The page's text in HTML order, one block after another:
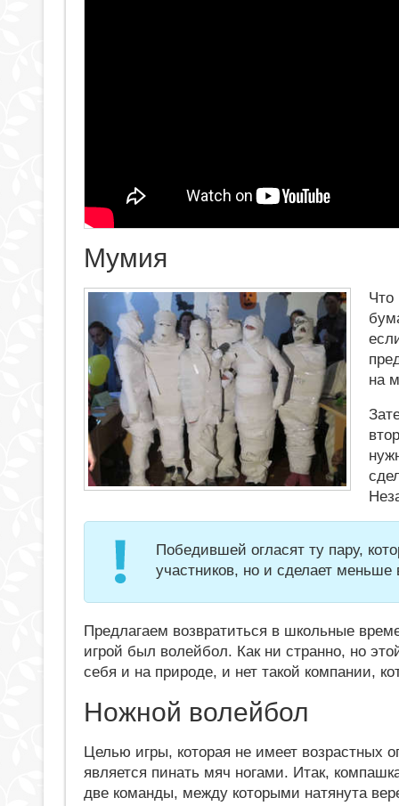
Мумия
Что
на
Победившей огласят ту пару,
участников, но и сделает меньше
Предлагаем возвратиться в школьные
игрой был волейбол. Как ни странно, но
себя и на природе, и нет такой компании,
Ножной волейбол
Целью игры, которая не имеет возрастных
является пинать мяч ногами. Итак,
две команды, между которыми натянута